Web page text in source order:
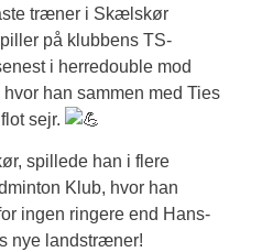
træner i Skælskør
på klubbens TS-
i herredouble mod
han sammen med Ties
sejr.
spillede han i flere
Klub, hvor han
ingen ringere end Hans-
nye landstræner!